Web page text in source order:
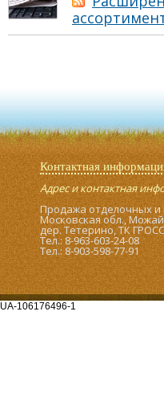
Контактная
Адрес и контактная
Продажа отделочных
Московская обл.,
дер. Тетерино, ТК ГРОСС
Тел.: 8-963-603-24-08
Тел.: 8-903-598-77-91
UA-106176496-1